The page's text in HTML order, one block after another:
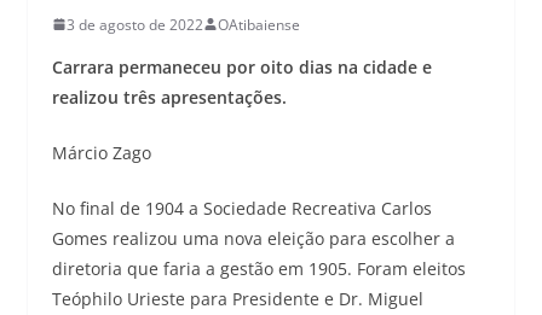
3 de agosto de 2022 OAtibaiense
Carrara permaneceu por oito dias na cidade e
realizou três apresentações.
Márcio Zago
No final de 1904 a Sociedade Recreativa Carlos
Gomes realizou uma nova eleição para escolher a
diretoria que faria a gestão em 1905. Foram eleitos
Teóphilo Urieste para Presidente e Dr. Miguel